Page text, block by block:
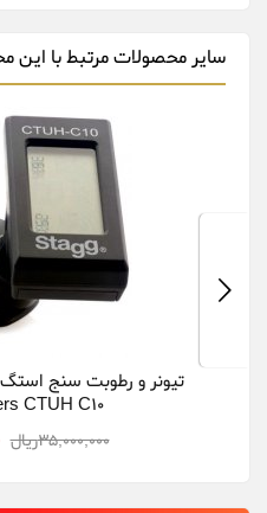
سایر محصولات مرتبط با این
CTUH C10
35,000,000ريال